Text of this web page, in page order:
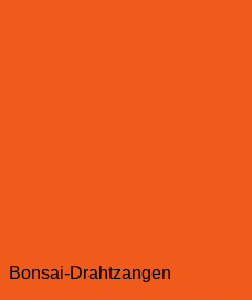
Bonsai-Drahtzangen